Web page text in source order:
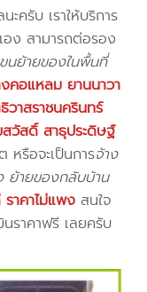
ครับ เราให้บริการ
ง สามารถต่อรอง
ขนย้ายของในพื้นที่
คอแหลม ยานนาวา
าสราชนครินทร์
วัสดิ์ สาธุประดิษฐ์
หรือจะเป็นการจ้าง
ย้ายของกลับบ้าน
ราคาไม่แพง สนใจ
ราคาฟรี เลยครับ